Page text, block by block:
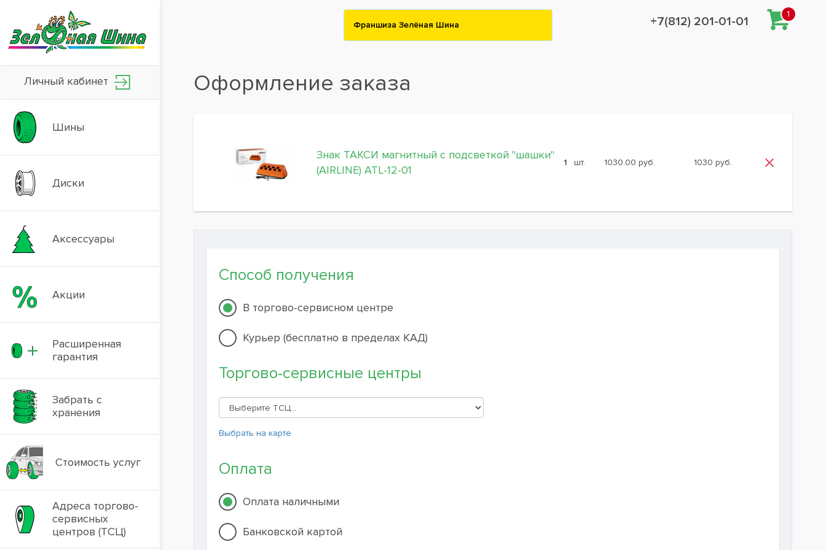
Личный кабинет
Шины
Диски
Аксессуары
Акции
Расширенная
гарантия
Забрать с
хранения
Стоимость услуг
Адреса торгово-
сервисных
центров (ТСЦ)
Франшиза Зелёная Шина +7(812) 201-01-01
1
Оформление заказа
Знак ТАКСИ магнитный с подсветкой "шашки"
(AIRLINE) ATL-12-01
шт. 1030.00 руб. 1030 руб.
Способ получения
В торгово-сервисном центре
Курьер (бесплатно в пределах КАД)
Торгово-сервисные центры
Выбрать на карте
Оплата
Оплата наличными
Банковской картой